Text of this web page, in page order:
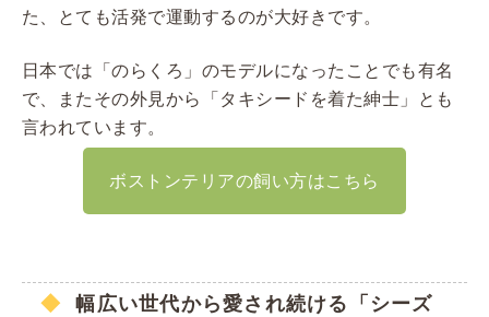
た、とても活発で運動するのが大好きです。
日本では「のらくろ」のモデルになったことでも有名
で、またその外見から「タキシードを着た紳士」とも
言われています。
ボストンテリアの飼い方はこちら
幅広い世代から愛され続ける「シーズ